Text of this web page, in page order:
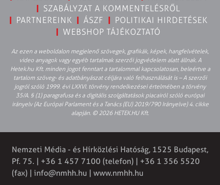
SZABÁLYZAT A KOMMENTELÉSRŐL
PARTNEREINK
ÁSZF
POLITIKAI HIRDETÉSEK
WEBSHOP TÁJÉKOZTATÓ
Az ezen a weboldalon megjelenő szövegek, grafikák, képek, hangfelvételek,
video anyagok vagy egyéb tartalmak szerzői jogvédelem alatt állnak. A
Hetek.hu Kft. minden jogot fenntart a tartalommal kapcsolatosan, beleértve a
tartalom szöveg- és adatbányászat céljára való felhasználását is – A szerzői
jogról szóló 1999. évi LXXVI. törvény rendelkezései értelmében a törvény
35/A. § (1) paragrafusa és a digitális szolgáltatások piacairól szóló európai
irányelv (Az Európai Parlament és a Tanács (EU) 2019/790 Irányelve) 4. cikke
alapján. © 2026 HETEK.HU Kft.
Nemzeti Média - és Hírközlési Hatóság, 1525 Budapest,
Pf. 75. | +36 1 457 7100 (telefon) | +36 1 356 5520
(fax) | info@nmhh.hu | www.nmhh.hu